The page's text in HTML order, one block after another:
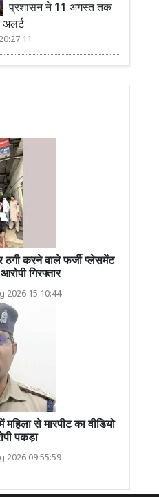
प्रशासन ने 11 अगस्त तक
अलर्ट
ठगी करने वाले फर्जी प्लेसमेंट
गिरफ्तार
2026 15:10:44
से मारपीट का वीडियो
पकड़ा
2026 09:55:59